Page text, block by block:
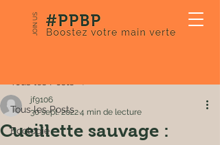
JOIN US
Tous les Posts
Ecologie
Cueillette sauvage :
jf9106
30 sept. 20224 min de lecture